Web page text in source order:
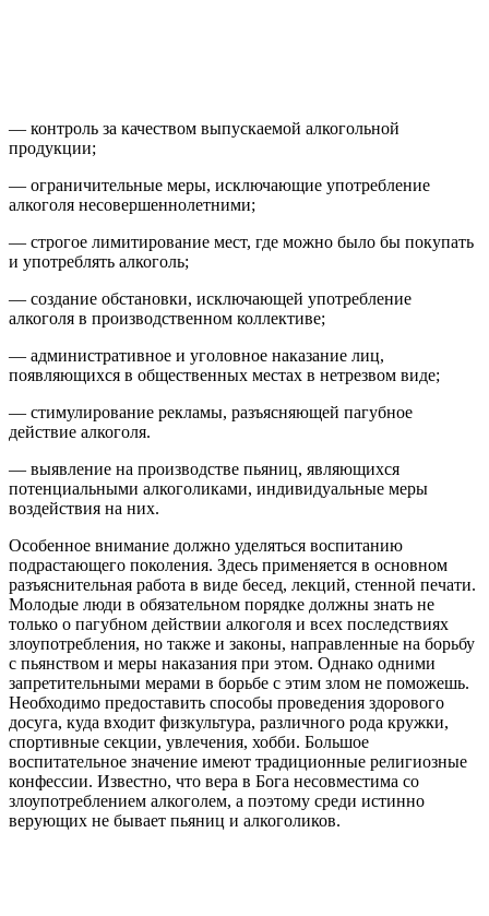
— контроль за качеством выпускаемой алкогольной
продукции;
— ограничительные меры, исключающие употребление
алкоголя несовершеннолетними;
— строгое лимитирование мест, где можно было бы покупать
и употреблять алкоголь;
— создание обстановки, исключающей употребление
алкоголя в производственном коллективе;
— административное и уголовное наказание лиц,
появляющихся в общественных местах в нетрезвом виде;
— стимулирование рекламы, разъясняющей пагубное
действие алкоголя.
— выявление на производстве пьяниц, являющихся
потенциальными алкоголиками, индивидуальные меры
воздействия на них.
Особенное внимание должно уделяться воспитанию
подрастающего поколения. Здесь применяется в основном
разъяснительная работа в виде бесед, лекций, стенной печати.
Молодые люди в обязательном порядке должны знать не
только о пагубном действии алкоголя и всех последствиях
злоупотребления, но также и законы, направленные на борьбу
с пьянством и меры наказания при этом. Однако одними
запретительными мерами в борьбе с этим злом не поможешь.
Необходимо предоставить способы проведения здорового
досуга, куда входит физкультура, различного рода кружки,
спортивные секции, увлечения, хобби. Большое
воспитательное значение имеют традиционные религиозные
конфессии. Известно, что вера в Бога несовместима со
злоупотреблением алкоголем, а поэтому среди истинно
верующих не бывает пьяниц и алкоголиков.